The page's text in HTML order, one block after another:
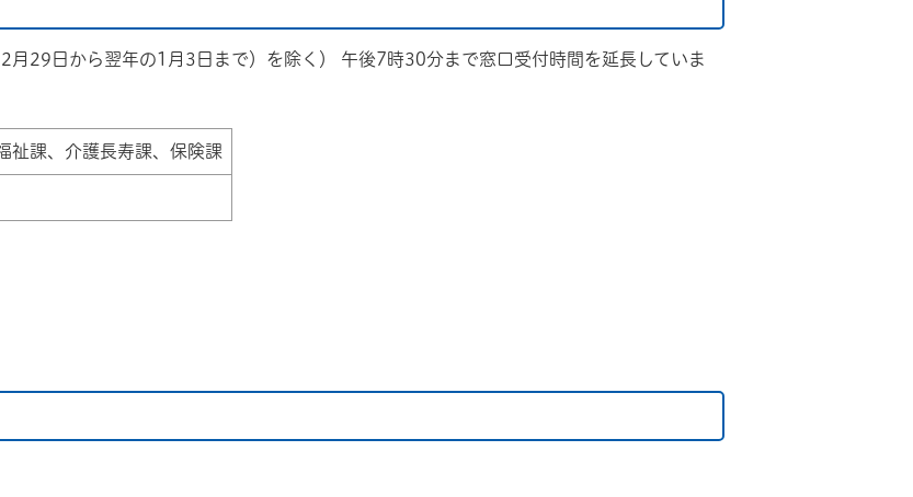
月29日から翌年の1月3日まで）を除く） 午後7時30分まで窓口受付時間を延長していま
祉課、介護長寿課、保険課